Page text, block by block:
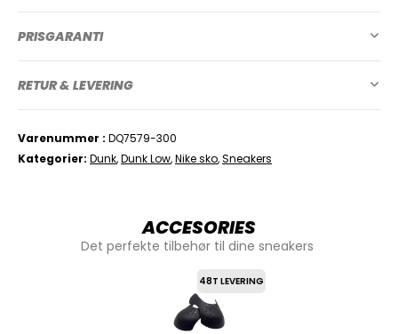
PRISGARANTI
RETUR & LEVERING
Varenummer
DQ7579-300
Kategorier Dunk,Dunk Low,Nike sko,Sneakers
ACCESORIES
Det perfekte tilbehør til dine sneakers
48T LEVERING